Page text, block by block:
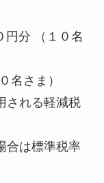
円分 （１０名
名さま）
される軽減税
合は標準税率